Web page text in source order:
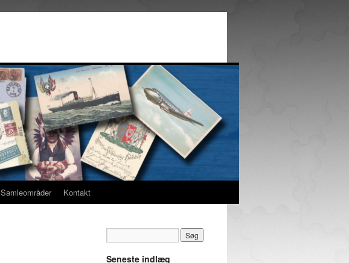
Samleområder Kontakt
Seneste indlæg